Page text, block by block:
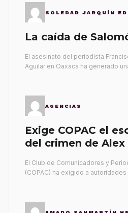
SOLEDAD JARQUÍN
La caída de
El asesinato del periodista
Aguilar en Oaxaca ha generado
AGENCIAS
Exige COPAC el
del crimen de Alex
El Club de Comunicadores y
(COPAC) ha exigido a